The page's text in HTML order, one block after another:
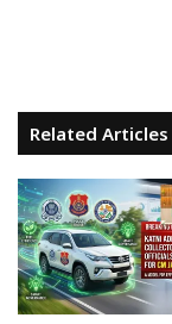
Related Articles